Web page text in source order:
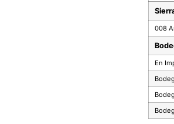
008
En